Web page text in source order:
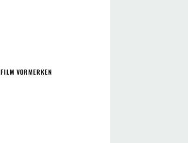
FILM VORMERKEN